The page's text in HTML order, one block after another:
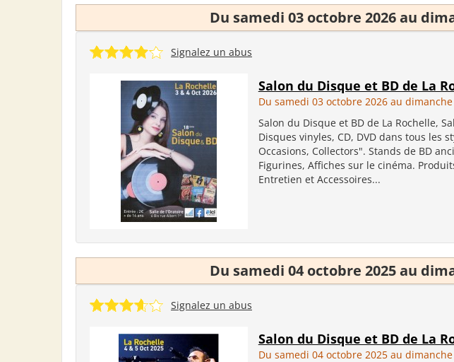
Du samedi 03 octobre 2026 au
Signalez un abus
Salon du Disque et BD de La
Du samedi 03 octobre 2026 au
Salon du Disque et BD de La Rochelle,
Disques vinyles, CD, DVD dans tous les
Occasions, Collectors". Stands de BD
Figurines, Affiches sur le cinéma.
Entretien et Accessoires...
Du samedi 04 octobre 2025 au
Signalez un abus
Salon du Disque et BD de La
Du samedi 04 octobre 2025 au